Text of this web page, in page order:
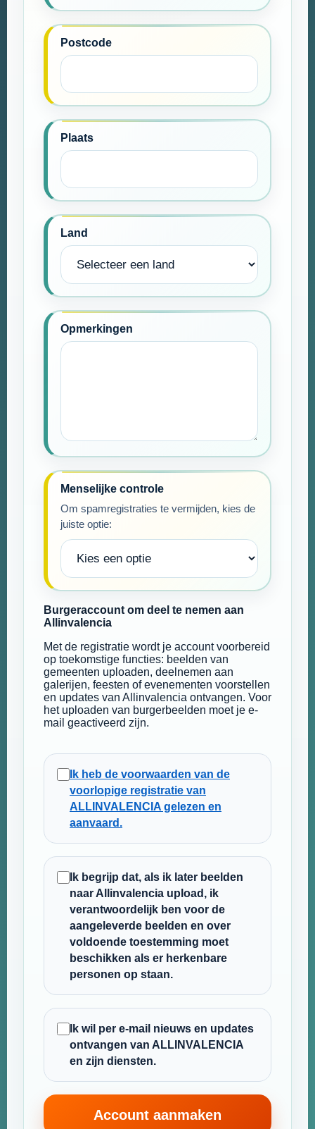
Postcode
Plaats
Land
Opmerkingen
Menselijke controle
Om spamregistraties te vermijden, kies de
juiste optie:
Burgeraccount om deel te nemen aan
Allinvalencia
Met de registratie wordt je account voorbereid
op toekomstige functies: beelden van
gemeenten uploaden, deelnemen aan
galerijen, feesten of evenementen voorstellen
en updates van Allinvalencia ontvangen. Voor
het uploaden van burgerbeelden moet je e-
mail geactiveerd zijn.
Ik heb de voorwaarden van de
voorlopige registratie van
ALLINVALENCIA gelezen en
aanvaard.
Ik begrijp dat, als ik later beelden
naar Allinvalencia upload, ik
verantwoordelijk ben voor de
aangeleverde beelden en over
voldoende toestemming moet
beschikken als er herkenbare
personen op staan.
Ik wil per e-mail nieuws en updates
ontvangen van ALLINVALENCIA
en zijn diensten.
Account aanmaken